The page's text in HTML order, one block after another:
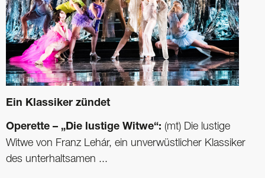
Ein Klassiker zündet
Operette – „Die lustige Witwe“: (mt) Die lustige
Witwe von Franz Lehár, ein unverwüstlicher Klassiker
des unterhaltsamen ...